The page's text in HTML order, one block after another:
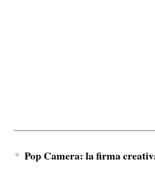
Pop Camera: la firma